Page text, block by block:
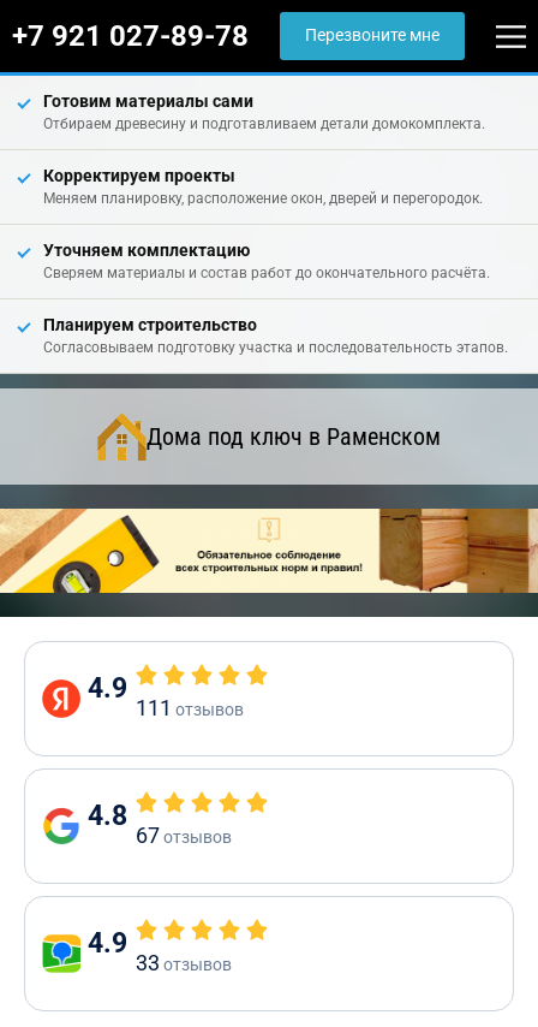
+7 921 027-89-78 Перезвоните мне
Готовим материалы сами
Отбираем древесину и подготавливаем детали домокомплекта.
Корректируем проекты
Меняем планировку, расположение окон, дверей и перегородок.
Уточняем комплектацию
Сверяем материалы и состав работ до окончательного расчёта.
Планируем строительство
Согласовываем подготовку участка и последовательность этапов.
Дома под ключ в Раменском
4.9
111 отзывов
4.8
67отзывов
4.9
33 отзывов